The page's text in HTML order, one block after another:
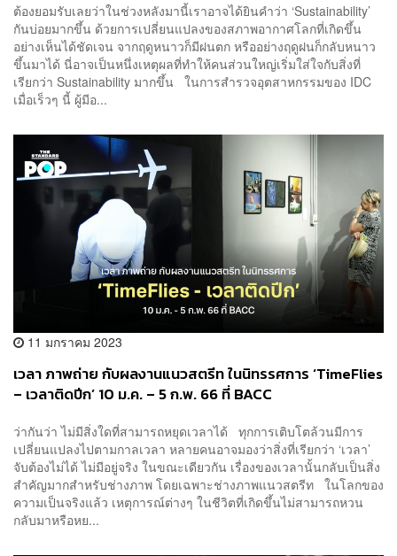
ต้องยอมรับเลยว่าในช่วงหลังมานี้เราอาจได้ยินคำว่า ‘Sustainability’
กันบ่อยมากขึ้น ด้วยการเปลี่ยนแปลงของสภาพอากาศโลกที่เกิดขึ้น
อย่างเห็นได้ชัดเจน จากฤดูหนาวก็มีฝนตก หรืออย่างฤดูฝนก็กลับหนาว
ขึ้นมาได้ นี่อาจเป็นหนึ่งเหตุผลที่ทำให้คนส่วนใหญ่เริ่มใส่ใจกับสิ่งที่
เรียกว่า Sustainability มากขึ้น ในการสำรวจอุตสาหกรรมของ IDC
เมื่อเร็วๆ นี้ ผู้มีอ...
11 มกราคม 2023
เวลา ภาพถ่าย กับผลงานแนวสตรีท ในนิทรรศการ ‘TimeFlies
– เวลาติดปีก’ 10 ม.ค. – 5 ก.พ. 66 ที่ BACC
ว่ากันว่า ไม่มีสิ่งใดที่สามารถหยุดเวลาได้ ทุกการเติบโตล้วนมีการ
เปลี่ยนแปลงไปตามกาลเวลา หลายคนอาจมองว่าสิ่งที่เรียกว่า ‘เวลา’
จับต้องไม่ได้ ไม่มีอยู่จริง ในขณะเดียวกัน เรื่องของเวลานั้นกลับเป็นสิ่ง
สำคัญมากสำหรับช่างภาพ โดยเฉพาะช่างภาพแนวสตรีท ในโลกของ
ความเป็นจริงแล้ว เหตุการณ์ต่างๆ ในชีวิตที่เกิดขึ้นไม่สามารถหวน
กลับมาหรือหย...